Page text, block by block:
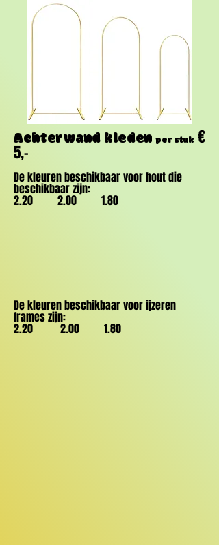
Achterwand kleden per stuk €
5,-
De kleuren beschikbaar voor hout die
beschikbaar zijn:
2.20 2.00 1.80
De kleuren beschikbaar voor ijzeren
frames zijn:
2.20 2.00 1.80